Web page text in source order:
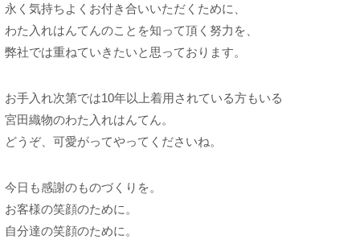
永く気持ちよくお付き合いいただくために、
わた入れはんてんのことを知って頂く努力を、
弊社では重ねていきたいと思っております。
お手入れ次第では10年以上着用されている方もいる
宮田織物のわた入れはんてん。
どうぞ、可愛がってやってくださいね。
今日も感謝のものづくりを。
お客様の笑顔のために。
自分達の笑顔のために。